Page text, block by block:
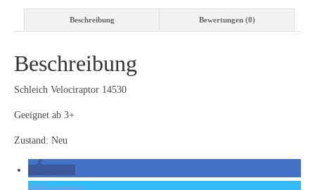
Beschreibung Bewertungen (0)
Beschreibung
Schleich Velociraptor 14530
Geeignet ab 3+
Zustand: Neu